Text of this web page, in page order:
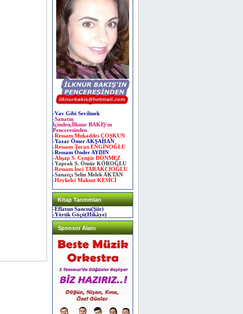
-Vav Gibi Sevilmek
-Sanatın
İçinden,İlknur BAKIŞ'ın
Penceresinden
-Ressam Mukaddes ÇOŞKUN
-Yazar Ömer AKŞAHAN
-Ressam Turan ENGİNOĞLU
-Ressam Önder AYDIN
-Ahşap S. Cengiz DÖNMEZ
-Yaprak S. Ömür KÖROĞLU
-Ressam İnci TARAKCIOĞLU
-Sanatçı Selin Melek AKTAN
-Heykelci Maksut KESİCİ
Kitap Tanıtımları
-Eflatun Sancısı(Şiir)
-Yörük Göçü(Hikâye)
Sponsor Alanı